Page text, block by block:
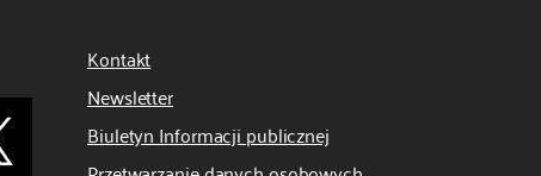
Kontakt
Newsletter
Biuletyn Informacji publicznej